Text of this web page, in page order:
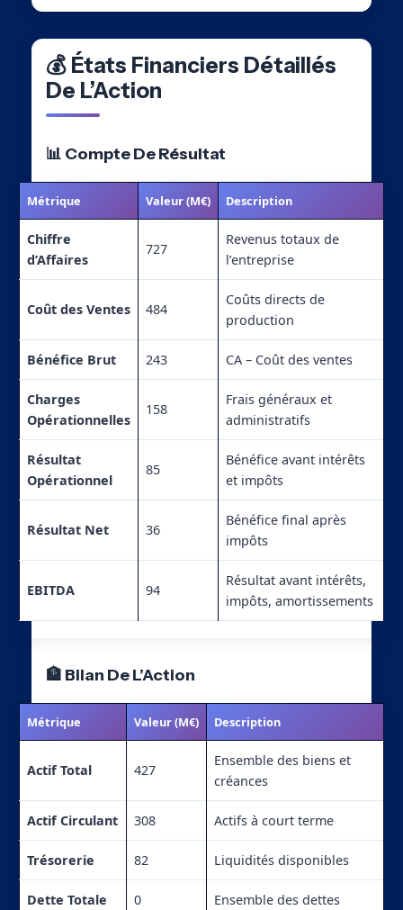
💰 États Financiers Détaillés
De L’Action
📊 Compte De Résultat
Métrique Valeur (M€) Description
Chiffre
d’Affaires
727
Revenus totaux de
l’entreprise
Coût des Ventes 484
Coûts directs de
production
Bénéfice Brut 243 CA – Coût des ventes
Charges
Opérationnelles
158
Frais généraux et
administratifs
Résultat
Opérationnel
85
Bénéfice avant intérêts
et impôts
Résultat Net 36
Bénéfice final après
impôts
EBITDA 94
Résultat avant intérêts,
impôts, amortissements
🏦 Bilan De L’Action
Métrique Valeur (M€) Description
Actif Total 427
Ensemble des biens et
créances
Actif Circulant 308 Actifs à court terme
Trésorerie 82 Liquidités disponibles
Dette Totale 0 Ensemble des dettes